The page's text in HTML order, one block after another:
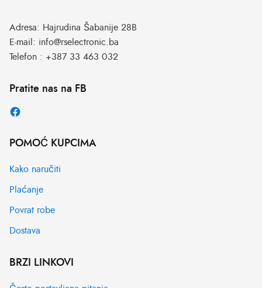
Adresa: Hajrudina Šabanije 28B
E-mail: info@rselectronic.ba
Telefon : +387 33 463 032
Pratite nas na FB
POMOĆ KUPCIMA
Kako naručiti
Plaćanje
Povrat robe
Dostava
BRZI LINKOVI